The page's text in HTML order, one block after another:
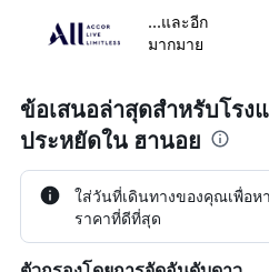
...และอีก
มากมาย
ข้อเสนอล่าสุดสำหรับโรง
ประหยัดใน ฮานอย
ใส่วันที่เดินทางของคุณเพื่อหา
ราคาที่ดีที่สุด